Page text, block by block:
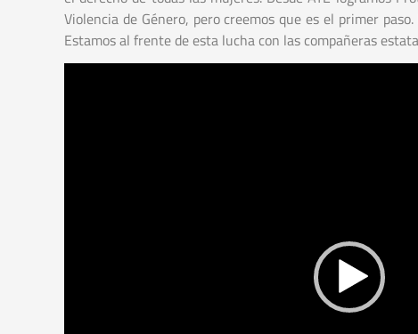
Violencia de Género, pero creemos que es el primer
Estamos al frente de esta lucha con las compañeras